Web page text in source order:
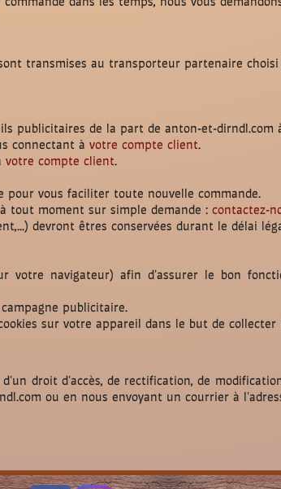
transmises au transporteur partenaire
publicitaires de la part de anton-et-
connectant à votre compte client.
votre compte client.
vous faciliter toute nouvelle commande.
tout moment sur simple demande : contactez-
devront êtres conservées durant le délai
votre navigateur) afin d'assurer le bon
publicitaire.
sur votre appareil dans le but de
droit d'accès, de rectification, de
ou en nous envoyant un courrier à